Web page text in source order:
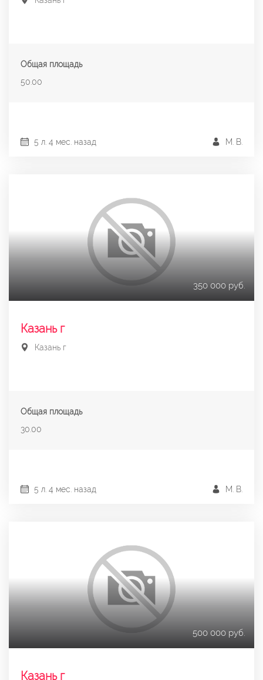
Общая площадь
50.00
М. В.
5 л. 4 мес. назад
350 000 руб.
Казань г
Казань г
Общая площадь
30.00
М. В.
5 л. 4 мес. назад
500 000 руб.
Казань г